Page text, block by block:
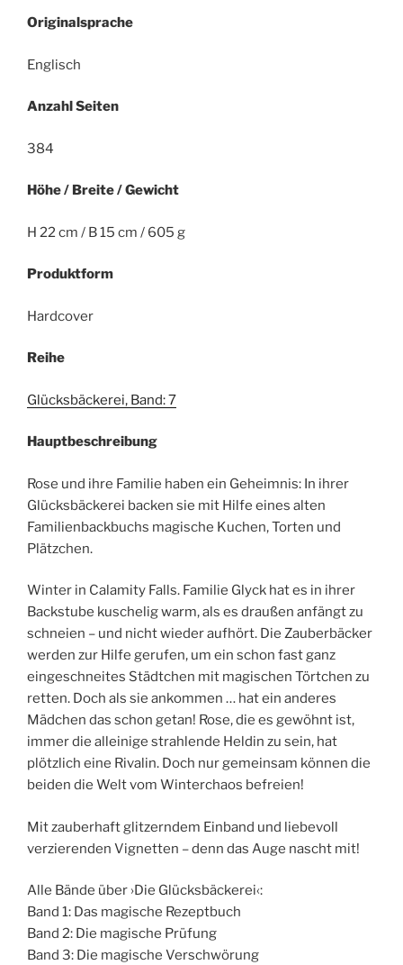
Originalsprache
Englisch
Anzahl Seiten
384
Höhe / Breite / Gewicht
H 22 cm / B 15 cm / 605 g
Produktform
Hardcover
Reihe
Glücksbäckerei, Band: 7
Hauptbeschreibung
Rose und ihre Familie haben ein Geheimnis: In ihrer
Glücksbäckerei backen sie mit Hilfe eines alten
Familienbackbuchs magische Kuchen, Torten und
Plätzchen.
Winter in Calamity Falls. Familie Glyck hat es in ihrer
Backstube kuschelig warm, als es draußen anfängt zu
schneien – und nicht wieder aufhört. Die Zauberbäcker
werden zur Hilfe gerufen, um ein schon fast ganz
eingeschneites Städtchen mit magischen Törtchen zu
retten. Doch als sie ankommen … hat ein anderes
Mädchen das schon getan! Rose, die es gewöhnt ist,
immer die alleinige strahlende Heldin zu sein, hat
plötzlich eine Rivalin. Doch nur gemeinsam können die
beiden die Welt vom Winterchaos befreien!
Mit zauberhaft glitzerndem Einband und liebevoll
verzierenden Vignetten – denn das Auge nascht mit!
Alle Bände über ›Die Glücksbäckerei‹:
Band 1: Das magische Rezeptbuch
Band 2: Die magische Prüfung
Band 3: Die magische Verschwörung